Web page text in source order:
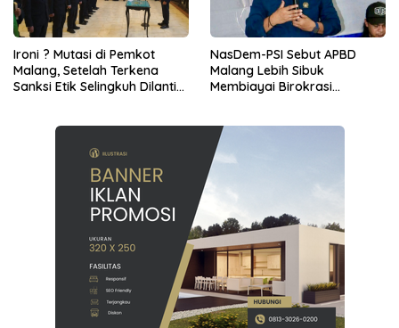
Ironi ? Mutasi di Pemkot
Malang, Setelah Terkena
Sanksi Etik Selingkuh Dilantik,
NasDem-PSI Sebut APBD
Malang Lebih Sibuk
Membiayai Birokrasi